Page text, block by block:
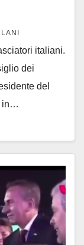
italiani.
dei
del
in…